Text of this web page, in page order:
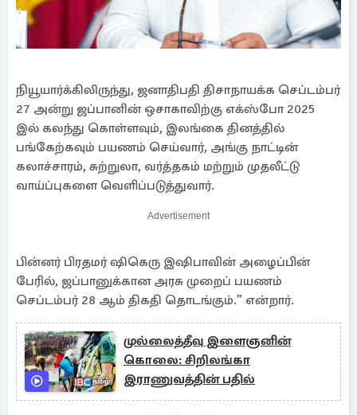
நியூயார்க்கிலிருந்து, ஜனாதிபதி திசாநாயக்க செப்டம்பர்
27 அன்று ஜப்பானின் ஒசாகாவிற்கு எக்ஸ்போ 2025
இல் கலந்து கொள்ளவும், இலங்கை தினத்தில்
பங்கேற்கவும் பயணம் செய்வார், அங்கு நாட்டின்
கலாச்சாரம், சுற்றுலா, வர்த்தகம் மற்றும் முதலீட்டு
வாய்ப்புகளை வெளிப்படுத்துவார்.
Advertisement
பின்னர் பிரதமர் ஷிகெரு இஷிபாவின் அழைப்பின்
பேரில், ஜப்பானுக்கான அரசு முறைப் பயணம்
செப்டம்பர் 28 ஆம் திகதி தொடங்கும்.” என்றார்.
முல்லைத்தீவு இளைஞனின்
கொலை: சிறிலங்கா
இராணுவத்தின் பதில்